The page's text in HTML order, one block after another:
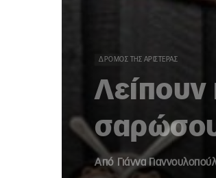
ΔΡΌΜΟΣ ΤΗΣ ΑΡΙΣΤΕΡΆΣ
Λείπουν
Από Γιάννα